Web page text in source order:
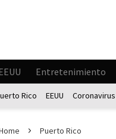
Entretenimiento
Rico EEUU Coronavirus
Puerto Rico